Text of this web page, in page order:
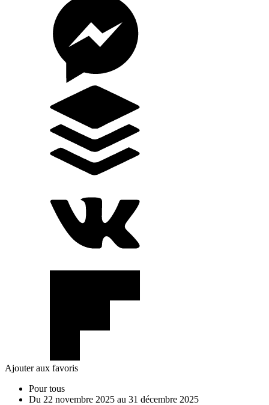
Ajouter aux favoris
Pour tous
Du 22 novembre 2025 au 31 décembre 2025